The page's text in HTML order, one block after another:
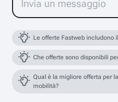
Le offerte Fastweb includono
Che offerte sono disponibili
Qual è la migliore offerta per
mobilità?